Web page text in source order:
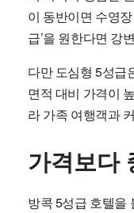
이 동반이면 수영
급’을 원한다면 강
다만 도심형 5성급
면적 대비 가격이
라 가족 여행객과
가격보다
방콕 5성급 호텔을